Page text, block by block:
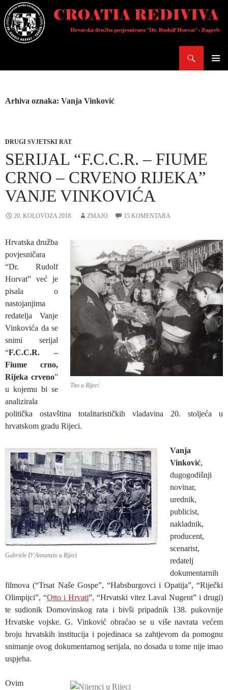
Skoči
do
sadržaja
Arhiva oznaka: Vanja Vinković
DRUGI SVJETSKI RAT
SERIJAL “F.C.C.R. – FIUME
CRNO – CRVENO RIJEKA”
VANJE VINKOVIĆA
20. KOLOVOZA 2018. ZMAJO 15 KOMENTARA
Tito u Rijeci
Hrvatska družba
povjesničara
“Dr. Rudolf
Horvat” već je
pisala o
nastojanjima
redatelja Vanje
Vinkovića da se
snimi serijal
“F.C.C.R. –
Fiume crno,
Rijeka crveno”
u kojemu bi se
analizirala
politička ostavština totalitarističkih vladavina 20. stoljeća u
hrvatskom gradu Rijeci.
Gabriele D’Annunzio u Rijeci
Vanja
Vinković,
dugogodišnji
novinar,
urednik,
publicist,
nakladnik,
producent,
scenarist,
redatelj
dokumentarnih
filmova (“Trsat Naše Gospe”, “Habsburgovci i Opatija”, “Riječki
Olimpijci”, “Otto i Hrvati”, “Hrvatski vitez Laval Nugent” i drugi)
te sudionik Domovinskog rata i bivši pripadnik 138. pukovnije
Hrvatske vojske. G. Vinković obraćao se u više navrata većem
broju hrvatskih institucija i pojedinaca sa zahtjevom da pomognu
snimanje ovog dokumentarnog serijala, no dosada u tome nije imao
uspjeha.
Ovim